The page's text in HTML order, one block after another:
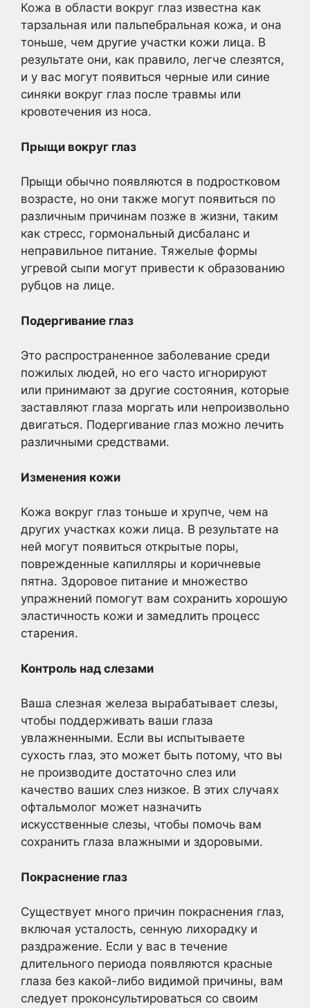
Кожа в области вокруг глаз известна как
тарзальная или пальпебральная кожа, и она
тоньше, чем другие участки кожи лица. В
результате они, как правило, легче слезятся,
и у вас могут появиться черные или синие
синяки вокруг глаз после травмы или
кровотечения из носа.
Прыщи вокруг глаз
Прыщи обычно появляются в подростковом
возрасте, но они также могут появиться по
различным причинам позже в жизни, таким
как стресс, гормональный дисбаланс и
неправильное питание. Тяжелые формы
угревой сыпи могут привести к образованию
рубцов на лице.
Подергивание глаз
Это распространенное заболевание среди
пожилых людей, но его часто игнорируют
или принимают за другие состояния, которые
заставляют глаза моргать или непроизвольно
двигаться. Подергивание глаз можно лечить
различными средствами.
Изменения кожи
Кожа вокруг глаз тоньше и хрупче, чем на
других участках кожи лица. В результате на
ней могут появиться открытые поры,
поврежденные капилляры и коричневые
пятна. Здоровое питание и множество
упражнений помогут вам сохранить хорошую
эластичность кожи и замедлить процесс
старения.
Контроль над слезами
Ваша слезная железа вырабатывает слезы,
чтобы поддерживать ваши глаза
увлажненными. Если вы испытываете
сухость глаз, это может быть потому, что вы
не производите достаточно слез или
качество ваших слез низкое. В этих случаях
офтальмолог может назначить
искусственные слезы, чтобы помочь вам
сохранить глаза влажными и здоровыми.
Покраснение глаз
Существует много причин покраснения глаз,
включая усталость, сенную лихорадку и
раздражение. Если у вас в течение
длительного периода появляются красные
глаза без какой-либо видимой причины, вам
следует проконсультироваться со своим